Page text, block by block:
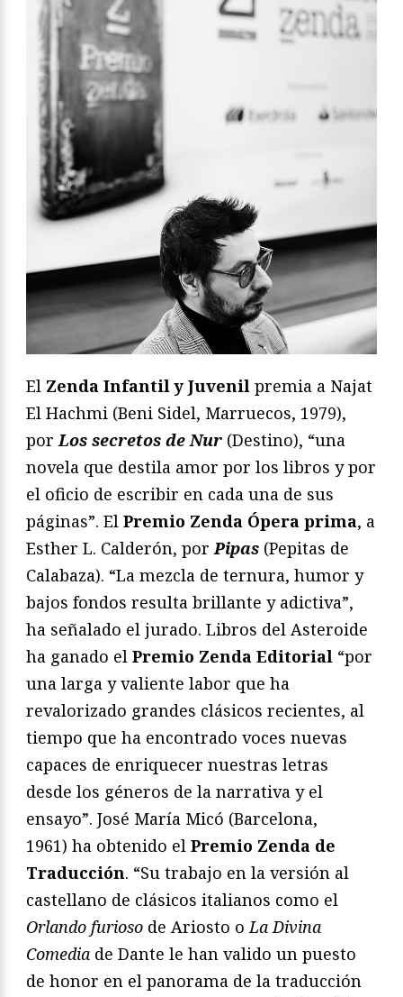
El Zenda Infantil y Juvenil premia a Najat
El Hachmi (Beni Sidel, Marruecos, 1979),
por Los secretos de Nur (Destino), “una
novela que destila amor por los libros y por
el oficio de escribir en cada una de sus
páginas”. El Premio Zenda Ópera prima, a
Esther L. Calderón, porPipas (Pepitas de
Calabaza). “La mezcla de ternura, humor y
bajos fondos resulta brillante y adictiva”,
ha señalado el jurado. Libros del Asteroide
ha ganado el Premio Zenda Editorial “por
una larga y valiente labor que ha
revalorizado grandes clásicos recientes, al
tiempo que ha encontrado voces nuevas
capaces de enriquecer nuestras letras
desde los géneros de la narrativa y el
ensayo”. José María Micó (Barcelona,
1961) ha obtenido el Premio Zenda de
Traducción. “Su trabajo en la versión al
castellano de clásicos italianos como el
Orlando furioso de Ariosto oLa Divina
Comedia de Dante le han valido un puesto
de honor en el panorama de la traducción